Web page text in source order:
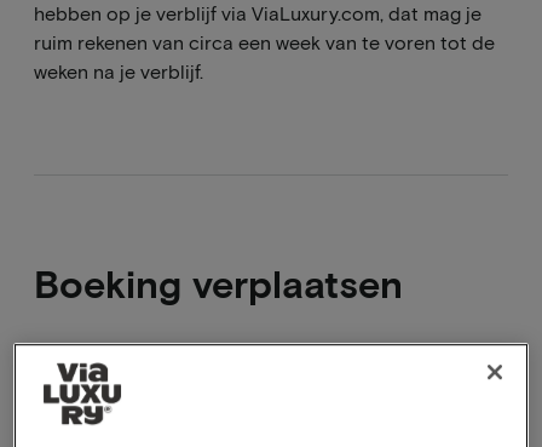
hebben op je verblijf via ViaLuxury.com, dat mag je
ruim rekenen van circa een week van te voren tot de
weken na je verblijf.
Boeking verplaatsen
Het is niet mogelijk om een reeds geboekt
arrangement aan te passen. Wat je wel kan doen is
het geboekte arrangement annuleren en een nieuwe